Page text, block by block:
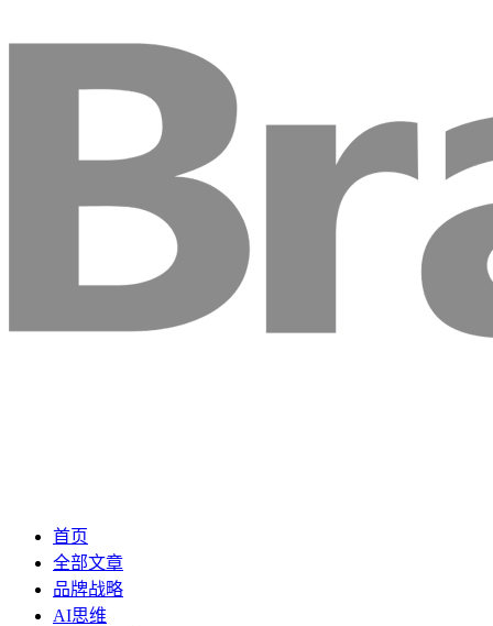
首页
全部文章
品牌战略
AI思维